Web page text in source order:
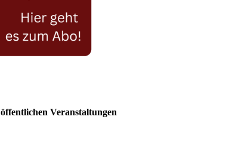
öffentlichen Veranstaltungen